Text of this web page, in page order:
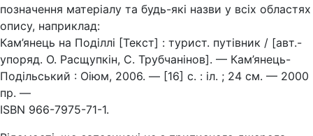
позначення матеріалу та будь-які назви у всіх областях
опису, наприклад:
Кам’янець на Поділлі [Текст] : турист. путівник / [авт.-
упоряд. О. Расщупкін, С. Трубчанінов]. — Кам’янець-
Подільський : Оіюм, 2006. — [16] с. : іл. ; 24 см. — 2000
пр. —
ISBN 966-7975-71-1.